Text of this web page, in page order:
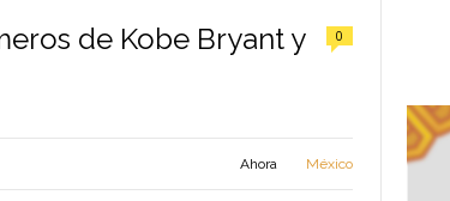
de Kobe Bryant y
0
Ahora México